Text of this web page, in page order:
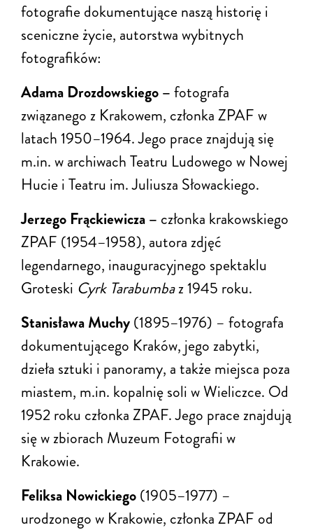
fotografie dokumentujące naszą historię i
sceniczne życie, autorstwa wybitnych
fotografików:
Adama Drozdowskiego –fotografa
związanego z Krakowem, członka ZPAF w
latach 1950–1964. Jego prace znajdują się
m.in. w archiwach Teatru Ludowego w Nowej
Hucie i Teatru im. Juliusza Słowackiego.
Jerzego Frąckiewicza – członka krakowskiego
ZPAF (1954–1958), autora zdjęć
legendarnego, inauguracyjnego spektaklu
Groteski Cyrk Tarabumbaz 1945 roku.
Stanisława Muchy(1895–1976) – fotografa
dokumentującego Kraków, jego zabytki,
dzieła sztuki i panoramy, a także miejsca poza
miastem, m.in. kopalnię soli w Wieliczce. Od
1952 roku członka ZPAF. Jego prace znajdują
się w zbiorach Muzeum Fotografii w
Krakowie.
Feliksa Nowickiego(1905–1977) –
urodzonego w Krakowie, członka ZPAF od